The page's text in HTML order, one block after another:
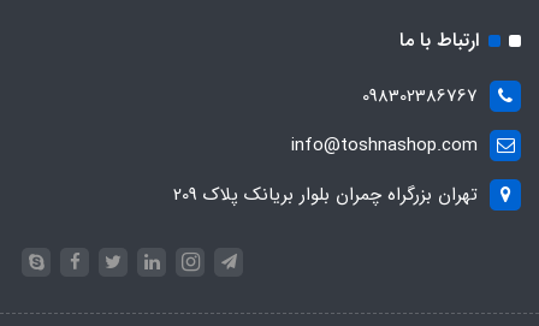
ارتباط با ما
098302386767
info@toshnashop.com
تهران بزرگراه چمران بلوار بریانک پلاک 209